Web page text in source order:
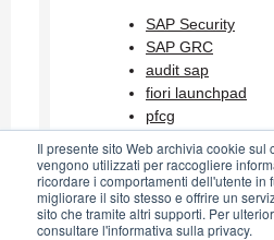
Il presente sito Web archivia cookie sul
vengono utilizzati per raccogliere
ricordare i comportamenti dell'utente in
migliorare il sito stesso e offrire un
sito che tramite altri supporti. Per
consultare l'informativa sulla privacy.
SAP Security
SAP GRC
audit sap
fiori launchpad
pfcg
SAP Security Blog